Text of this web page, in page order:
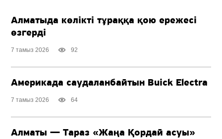
Алматыда көлікті тұраққа қою ережесі
өзгерді
7 тамыз 2026 92
Америкада саудаланбайтын Buick Electra
7 тамыз 2026 64
Алматы — Тараз «Жаңа Қордай асуы»